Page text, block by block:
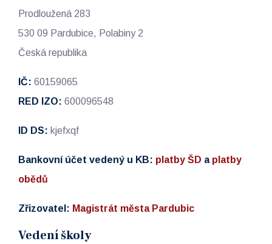
Prodloužená 283
530 09 Pardubice, Polabiny 2
Česká republika
IČ: 60159065
RED IZO: 600096548
ID DS: kjefxqf
Bankovní účet vedený u KB: platby ŠD a platby
obědů
Zřizovatel: Magistrát města Pardubic
Vedení školy